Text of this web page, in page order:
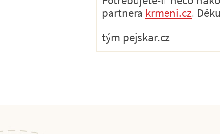
partnera krmeni.cz.
tým pejskar.cz